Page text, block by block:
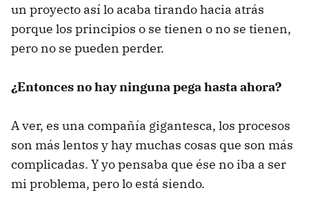
un proyecto así lo acaba tirando hacia atrás
porque los principios o se tienen o no se tienen,
pero no se pueden perder.
¿Entonces no hay ninguna pega hasta ahora?
A ver, es una compañía gigantesca, los procesos
son más lentos y hay muchas cosas que son más
complicadas. Y yo pensaba que ése no iba a ser
mi problema, pero lo está siendo.